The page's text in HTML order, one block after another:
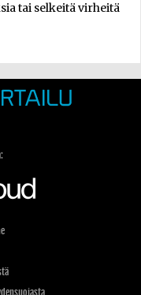
tai selkeitä virheitä